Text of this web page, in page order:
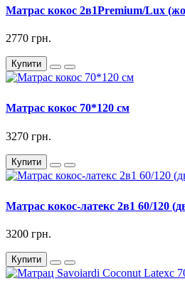
Матрас кокос 2в1Premium/Lux
2770 грн.
Купити
Матрас кокос 70*120 см
3270 грн.
Купити
Матрас кокос-латекс 2в1 60/120
3200 грн.
Купити